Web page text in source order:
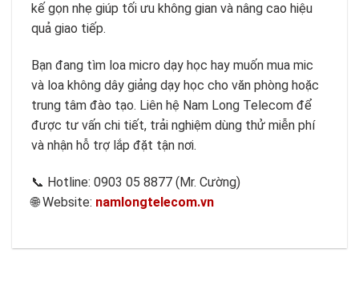
kế gọn nhẹ giúp tối ưu không gian và nâng cao hiệu
quả giao tiếp.
Bạn đang tìm loa micro dạy học hay muốn mua mic
và loa không dây giảng dạy học cho văn phòng hoặc
trung tâm đào tạo. Liên hệ Nam Long Telecom để
được tư vấn chi tiết, trải nghiệm dùng thử miễn phí
và nhận hỗ trợ lắp đặt tận nơi.
📞 Hotline: 0903 05 8877 (Mr. Cường)
🌐 Website: namlongtelecom.vn